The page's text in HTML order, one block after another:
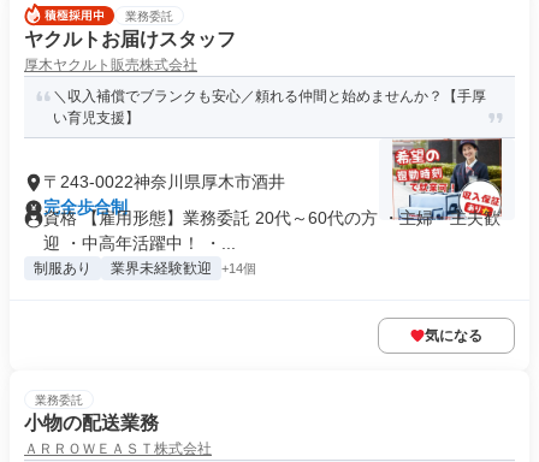
業務委託
ヤクルトお届けスタッフ
厚木ヤクルト販売株式会社
＼収入補償でブランクも安心／頼れる仲間と始めませんか？【手厚
い育児支援】
〒243-0022神奈川県厚木市酒井
完全歩合制
資格 【雇用形態】業務委託 20代～60代の方 ・主婦・主夫歓
迎 ・中高年活躍中！ ・...
制服あり 業界未経験歓迎 +14個
気になる
業務委託
小物の配送業務
ＡＲＲＯＷＥＡＳＴ株式会社